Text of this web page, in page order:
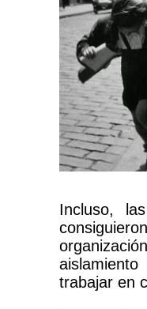
Incluso,
trabajar en